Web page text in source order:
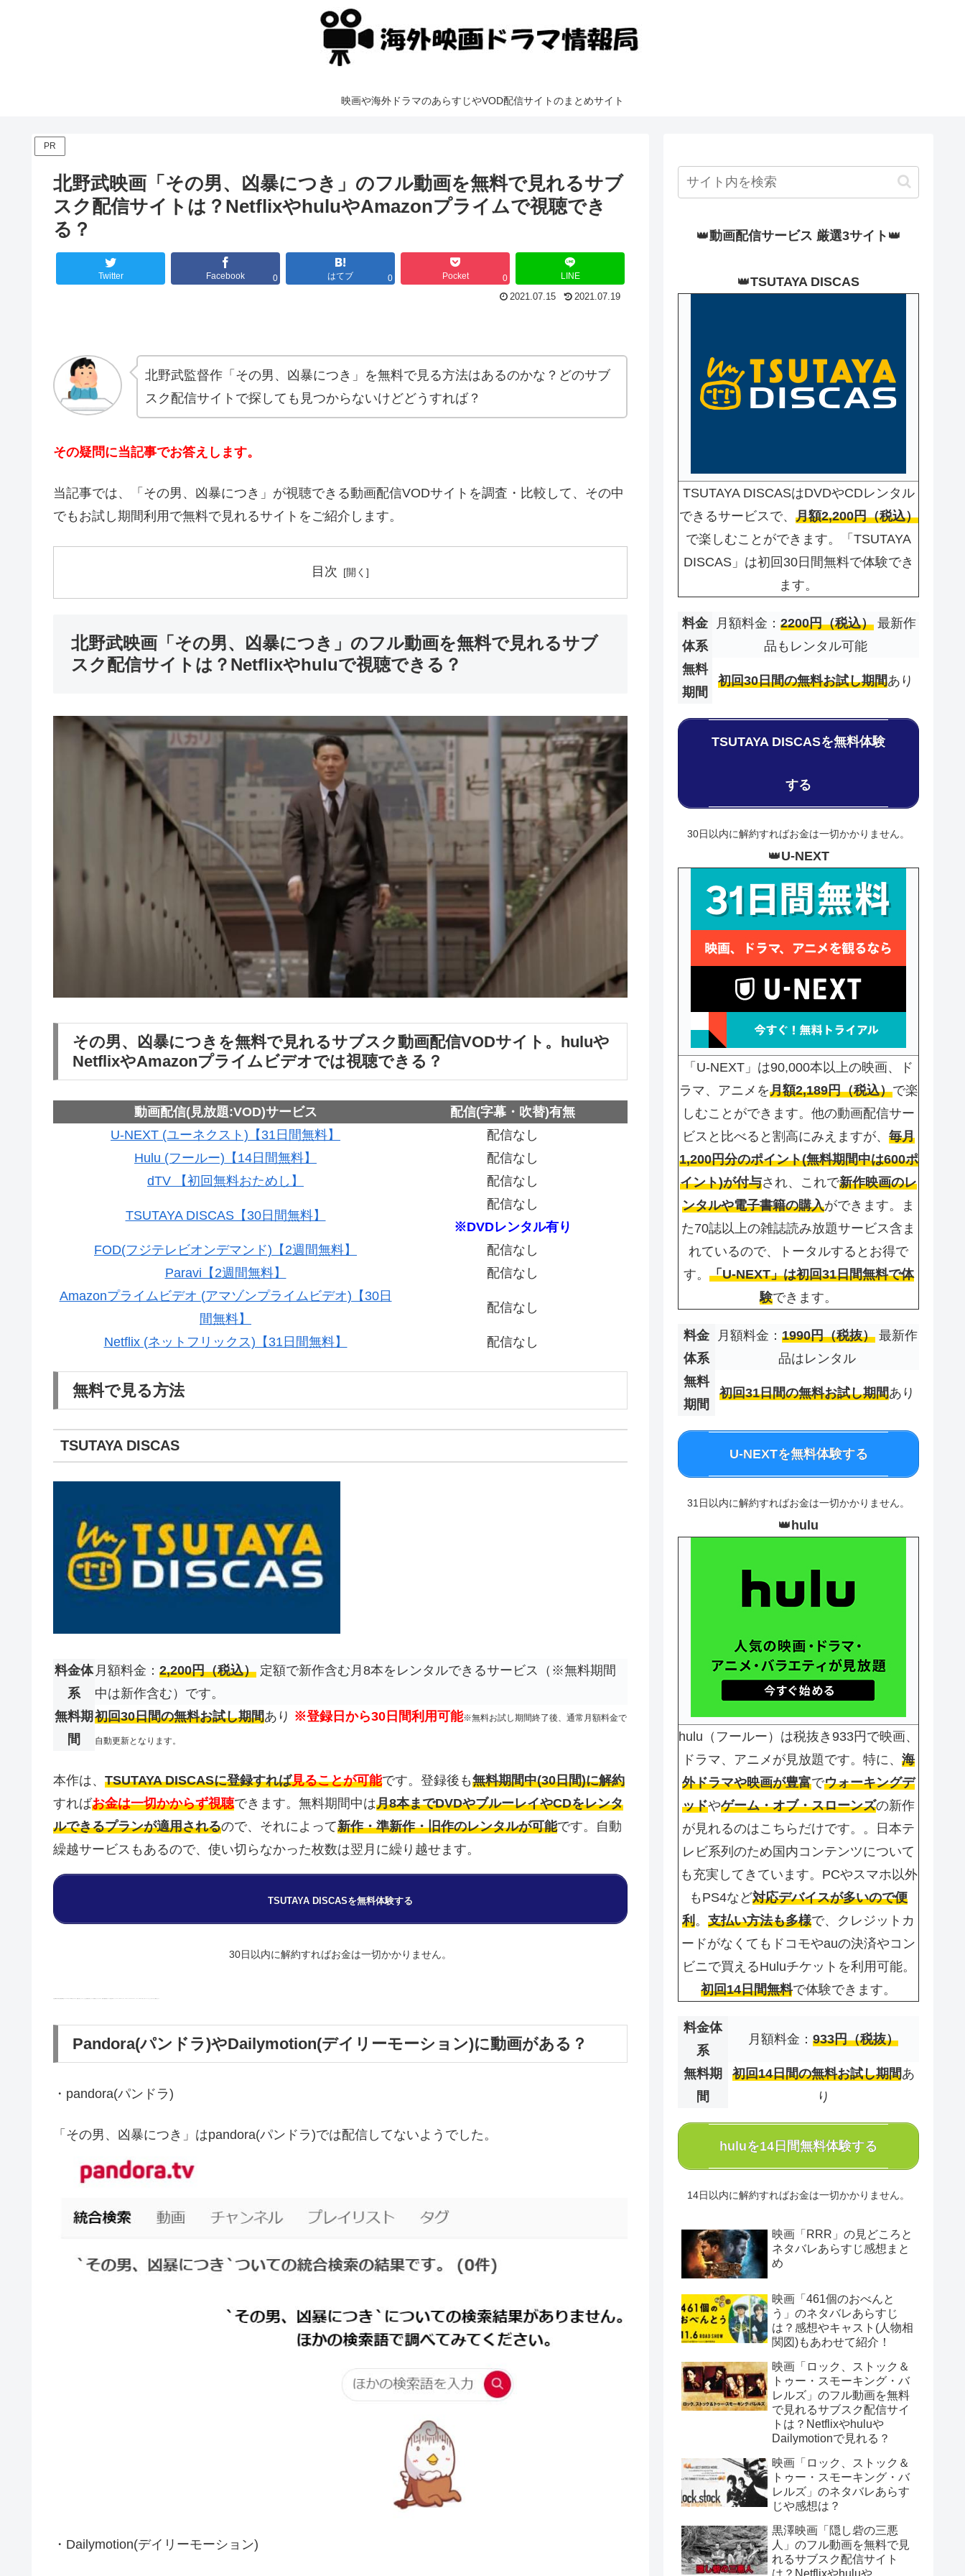
映画や海外ドラマのあらすじやVOD配信サイトのまとめサイト
PR
北野武映画「その男、凶暴につき」のフル動画を無料で見れるサブ
スク配信サイトは？NetflixやhuluやAmazonプライムで視聴でき
る？
Twitter Facebook 0 はてブ 0 Pocket 0 LINE
2021.07.15 2021.07.19
北野武監督作「その男、凶暴につき」を無料で見る方法はあるのかな？どのサブ
スク配信サイトで探しても見つからないけどどうすれば？
その疑問に当記事でお答えします。
当記事では、「その男、凶暴につき」が視聴できる動画配信VODサイトを調査・比較して、その中
でもお試し期間利用で無料で見れるサイトをご紹介します。
目次
北野武映画「その男、凶暴につき」のフル動画を無料で見れるサブ
スク配信サイトは？Netflixやhuluで視聴できる？
その男、凶暴につきを無料で見れるサブスク動画配信VODサイト。huluや
NetflixやAmazonプライムビデオでは視聴できる？
動画配信(見放題:VOD)サービス
配信(字幕・吹替)有無
U-NEXT (ユーネクスト)【31日間無料】
配信なし
Hulu (フールー)【14日間無料】
配信なし
dTV 【初回無料おためし】
配信なし
TSUTAYA DISCAS【30日間無料】
配信なし
※DVDレンタル有り
FOD(フジテレビオンデマンド)【2週間無料】
配信なし
Paravi【2週間無料】
配信なし
Amazonプライムビデオ (アマゾンプライムビデオ)【30日
間無料】
配信なし
Netflix (ネットフリックス)【31日間無料】 配信なし
無料で見る方法
TSUTAYA DISCAS
料金体
系
月額料金： 2,200円（税込） 定額で新作含む月8本をレンタルできるサービス（※無料期間
中は新作含む）です。
無料期
間
初回30日間の無料お試し期間あり ※登録日から30日間利用可能※無料お試し期間終了後、通常月額料金で
自動更新となります。
本作は、 TSUTAYA DISCASに登録すれば見ることが可能です。登録後も無料期間中(30日間)に解約
すればお金は一切かからず視聴できます。無料期間中は月8本までDVDやブルーレイやCDをレンタ
ルできるプランが適用されるので、それによって新作・準新作・旧作のレンタルが可能です。自動
繰越サービスもあるので、使い切らなかった枚数は翌月に繰り越せます。
TSUTAYA DISCASを無料体験する
30日以内に解約すればお金は一切かかりません。
Pandora(パンドラ)やDailymotion(デイリーモーション)に動画がある？
・pandora(パンドラ)
「その男、凶暴につき」はpandora(パンドラ)では配信してないようでした。
・Dailymotion(デイリーモーション)
👑動画配信サービス 厳選3サイト 👑
👑TSUTAYA DISCAS
TSUTAYA DISCASはDVDやCDレンタル
できるサービスで、 月額2,200円（税込）
で楽しむことができます。「TSUTAYA
DISCAS」は初回30日間無料で体験でき
ます。
料金
体系
月額料金： 2200円（税込）最新作
品もレンタル可能
無料
期間
初回30日間の無料お試し期間あり
TSUTAYA DISCASを無料体験
する
30日以内に解約すればお金は一切かかりません。
👑U-NEXT
「U-NEXT」は90,000本以上の映画、ド
ラマ、アニメを月額2,189円（税込）で楽
しむことができます。他の動画配信サー
ビスと比べると割高にみえますが、 毎月
1,200円分のポイント(無料期間中は600ポ
イント)が付与され、これで新作映画のレ
ンタルや電子書籍の購入ができます。ま
た70誌以上の雑誌読み放題サービス含ま
れているので、トータルするとお得で
す。 「U-NEXT」は初回31日間無料で体
験できます。
料金
体系
月額料金： 1990円（税抜）最新作
品はレンタル
無料
期間
初回31日間の無料お試し期間あり
U-NEXTを無料体験する
31日以内に解約すればお金は一切かかりません。
👑hulu
hulu（フールー）は税抜き933円で映画、
ドラマ、アニメが見放題です。特に、 海
外ドラマや映画が豊富でウォーキングデ
ッドやゲーム・オブ・スローンズの新作
が見れるのはこちらだけです。。日本テ
レビ系列のため国内コンテンツについて
も充実してきています。PCやスマホ以外
もPS4など対応デバイスが多いので便
利。 支払い方法も多様で、クレジットカ
ードがなくてもドコモやauの決済やコン
ビニで買えるHuluチケットを利用可能。
初回14日間無料で体験できます。
料金体
系
月額料金： 933円（税抜）
無料期
間
初回14日間の無料お試し期間あ
り
huluを14日間無料体験する
14日以内に解約すればお金は一切かかりません。
映画「RRR」の見どころと
ネタバレあらすじ感想まと
め
映画「461個のおべんと
う」のネタバレあらすじ
は？感想やキャスト(人物相
関図)もあわせて紹介！
映画「ロック、ストック＆
トゥー・スモーキング・バ
レルズ」のフル動画を無料
で見れるサブスク配信サイ
トは？Netflixやhuluや
Dailymotionで見れる？
映画「ロック、ストック＆
トゥー・スモーキング・バ
レルズ」のネタバレあらす
じや感想は？
黒澤映画「隠し砦の三悪
人」のフル動画を無料で見
れるサブスク配信サイト